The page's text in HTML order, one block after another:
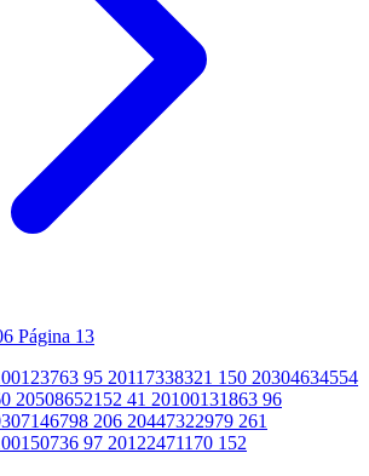
Página 13
95 20117338321 150 20304634554
20508652152 41 20100131863 96
206 20447322979 261
97 20122471170 152